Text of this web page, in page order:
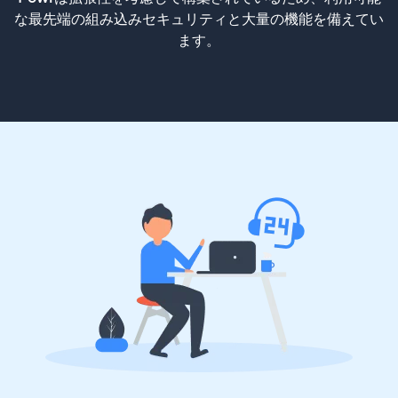
な最先端の組み込みセキュリティと大量の機能を備えてい
ます。